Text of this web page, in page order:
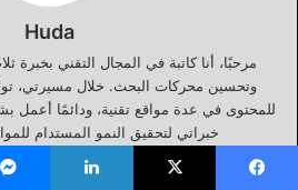
Huda
مرحبًا، أنا كاتبة في المجال التقني بخبرة
وتحسين محركات البحث. خلال مسيرتي،
للمحتوى في عدة مواقع تقنية، ودائمًا أعمل
خبراتي لتحقيق النمو المستدام